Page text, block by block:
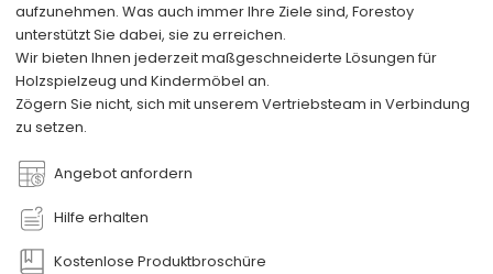
aufzunehmen. Was auch immer Ihre Ziele sind, Forestoy
unterstützt Sie dabei, sie zu erreichen.
Wir bieten Ihnen jederzeit maßgeschneiderte Lösungen für
Holzspielzeug und Kindermöbel an.
Zögern Sie nicht, sich mit unserem Vertriebsteam in Verbindung
zu setzen.
Angebot anfordern
Hilfe erhalten
Kostenlose Produktbroschüre